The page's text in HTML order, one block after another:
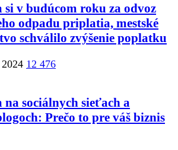
si v budúcom roku za odvoz
odpadu priplatia, mestské
schválilo zvýšenie poplatku
12 476
na sociálnych sieťach a
Prečo to pre váš biznis